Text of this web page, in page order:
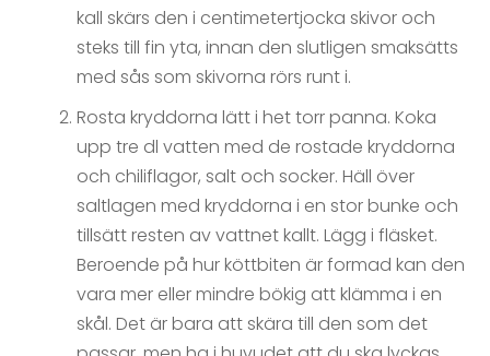
kall skärs den i centimetertjocka skivor och
steks till fin yta, innan den slutligen smaksätts
med sås som skivorna rörs runt i.
Rosta kryddorna lätt i het torr panna. Koka
upp tre dl vatten med de rostade kryddorna
och chiliflagor, salt och socker. Häll över
saltlagen med kryddorna i en stor bunke och
tillsätt resten av vattnet kallt. Lägg i fläsket.
Beroende på hur köttbiten är formad kan den
vara mer eller mindre bökig att klämma i en
skål. Det är bara att skära till den som det